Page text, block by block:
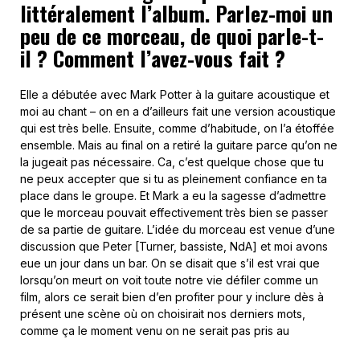
littéralement l’album. Parlez-moi un
peu de ce morceau, de quoi parle-t-
il ? Comment l’avez-vous fait ?
Elle a débutée avec Mark Potter à la guitare acoustique et
moi au chant – on en a d’ailleurs fait une version acoustique
qui est très belle. Ensuite, comme d’habitude, on l’a étoffée
ensemble. Mais au final on a retiré la guitare parce qu’on ne
la jugeait pas nécessaire. Ca, c’est quelque chose que tu
ne peux accepter que si tu as pleinement confiance en ta
place dans le groupe. Et Mark a eu la sagesse d’admettre
que le morceau pouvait effectivement très bien se passer
de sa partie de guitare. L’idée du morceau est venue d’une
discussion que Peter [Turner, bassiste, NdA] et moi avons
eue un jour dans un bar. On se disait que s’il est vrai que
lorsqu’on meurt on voit toute notre vie défiler comme un
film, alors ce serait bien d’en profiter pour y inclure dès à
présent une scène où on choisirait nos derniers mots,
comme ça le moment venu on ne serait pas pris au